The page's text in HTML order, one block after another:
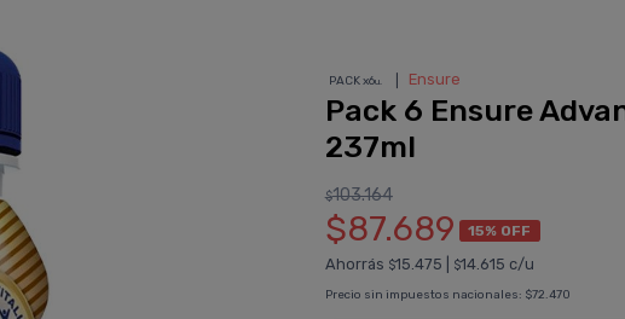
PACK x6u. Ensure
Pack 6 Ensure
237ml
$103.164
$87.689 15% OFF
Ahorrás $15.475 $14.615 c/u
Precio sin impuestos nacionales: $72.470